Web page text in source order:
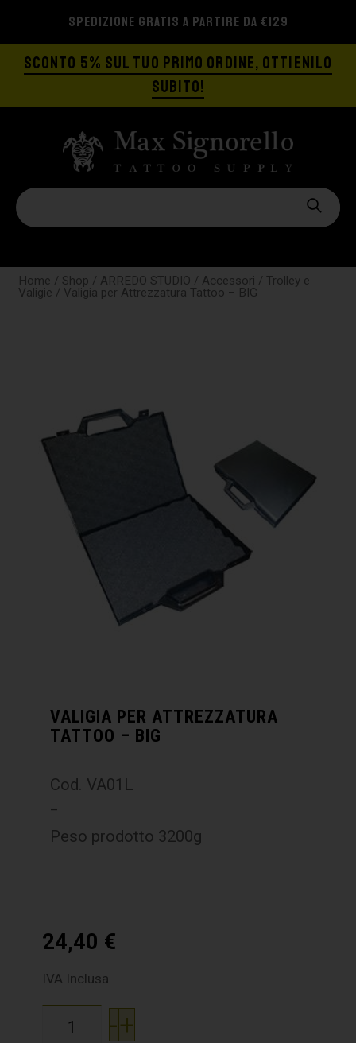
SPEDIZIONE GRATIS A PARTIRE DA €129
SCONTO 5% SUL TUO PRIMO ORDINE, OTTIENILO
SUBITO!
Home / Shop / ARREDO STUDIO / Accessori / Trolley e
Valigie / Valigia per Attrezzatura Tattoo – BIG
VALIGIA PER ATTREZZATURA
TATTOO – BIG
Cod. VA01L
–
Peso prodotto 3200g
24,40 €
IVA Inclusa
-+